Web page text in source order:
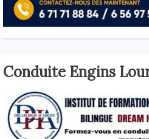
Conduite Engins